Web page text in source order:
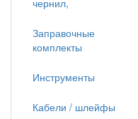
чернил,
Заправочные
комплекты
Инструменты
Кабели / шлейфы